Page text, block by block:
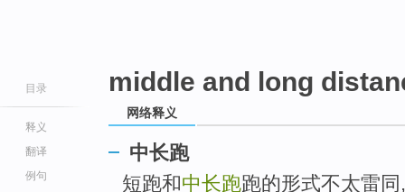
目录
释义
翻译
例句
middle and long
网络释义
中长跑
短跑和中长跑跑的形式不太雷